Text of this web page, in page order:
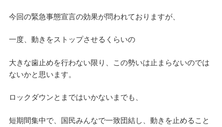
今回の緊急事態宣言の効果が問われておりますが、
一度、動きをストップさせるくらいの
大きな歯止めを行わない限り、この勢いは止まらないのでは
ないかと思います。
ロックダウンとまではいかないまでも、
短期間集中で、国民みんなで一致団結し、動きを止めること